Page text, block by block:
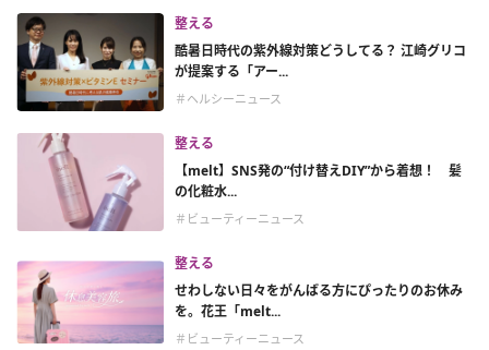
整える
酷暑日時代の紫外線対策どうしてる？ 江崎グリコ
が提案する「アー...
＃ヘルシーニュース
整える
【melt】SNS発の“付け替えDIY”から着想！ 髪
の化粧水...
＃ビューティーニュース
整える
せわしない日々をがんばる方にぴったりのお休み
を。花王「melt...
＃ビューティーニュース